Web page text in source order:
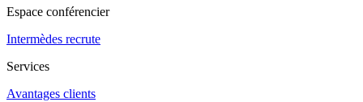
Espace conférencier
Intermèdes recrute
Services
Avantages clients